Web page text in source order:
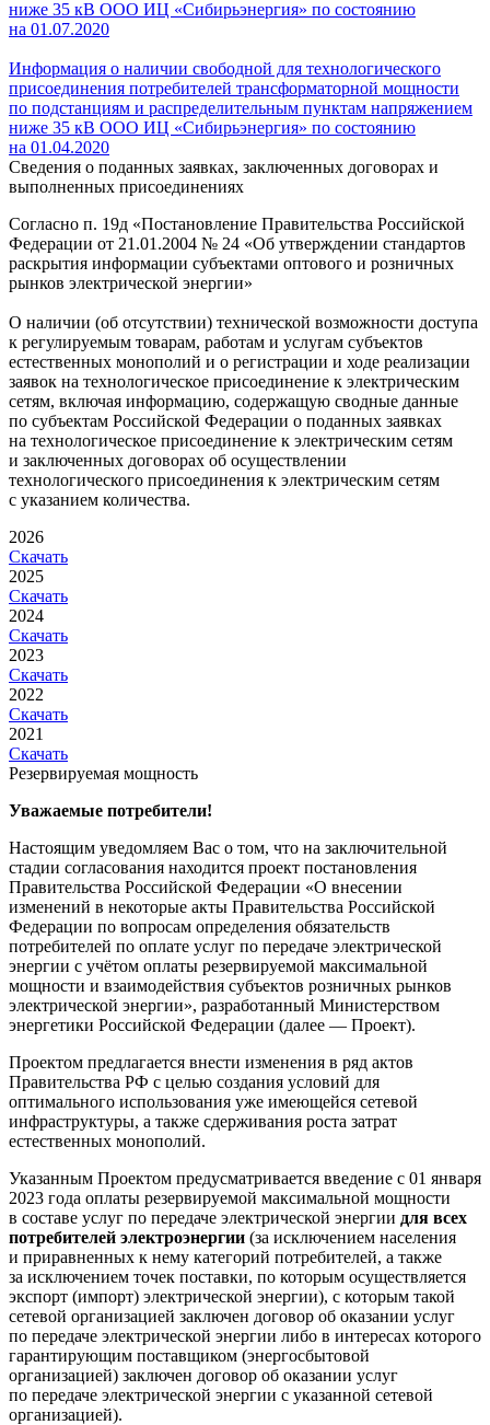
ниже 35 кВ ООО ИЦ «Сибирьэнергия» по состоянию
на 01.07.2020
Информация о наличии свободной для технологического
присоединения потребителей трансформаторной мощности
по подстанциям и распределительным пунктам напряжением
ниже 35 кВ ООО ИЦ «Сибирьэнергия» по состоянию
на 01.04.2020
Сведения о поданных заявках, заключенных договорах и
выполненных присоединениях
Согласно п. 19д «Постановление Правительства Российской
Федерации от 21.01.2004 № 24 «Об утверждении стандартов
раскрытия информации субъектами оптового и розничных
рынков электрической энергии»
О наличии (об отсутствии) технической возможности доступа
к регулируемым товарам, работам и услугам субъектов
естественных монополий и о регистрации и ходе реализации
заявок на технологическое присоединение к электрическим
сетям, включая информацию, содержащую сводные данные
по субъектам Российской Федерации о поданных заявках
на технологическое присоединение к электрическим сетям
и заключенных договорах об осуществлении
технологического присоединения к электрическим сетям
с указанием количества.
2026
Скачать
2025
Скачать
2024
Скачать
2023
Скачать
2022
Скачать
2021
Скачать
Резервируемая мощность
Уважаемые потребители!
Настоящим уведомляем Вас о том, что на заключительной
стадии согласования находится проект постановления
Правительства Российской Федерации «О внесении
изменений в некоторые акты Правительства Российской
Федерации по вопросам определения обязательств
потребителей по оплате услуг по передаче электрической
энергии с учётом оплаты резервируемой максимальной
мощности и взаимодействия субъектов розничных рынков
электрической энергии», разработанный Министерством
энергетики Российской Федерации (далее — Проект).
Проектом предлагается внести изменения в ряд актов
Правительства РФ с целью создания условий для
оптимального использования уже имеющейся сетевой
инфраструктуры, а также сдерживания роста затрат
естественных монополий.
Указанным Проектом предусматривается введение с 01 января
2023 года оплаты резервируемой максимальной мощности
в составе услуг по передаче электрической энергии для всех
потребителей электроэнергии (за исключением населения
и приравненных к нему категорий потребителей, а также
за исключением точек поставки, по которым осуществляется
экспорт (импорт) электрической энергии), с которым такой
сетевой организацией заключен договор об оказании услуг
по передаче электрической энергии либо в интересах которого
гарантирующим поставщиком (энергосбытовой
организацией) заключен договор об оказании услуг
по передаче электрической энергии с указанной сетевой
организацией).